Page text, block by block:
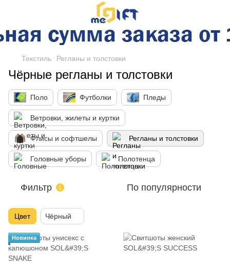
Текстиль Регланы и толстовки
Чёрные регланы и толстовки
Поло Футболки Пледы
Ветровки, жилеты и куртки
Флисы и софтшелы Регланы и толстовки
Головные уборы Полотенца
Фильтр 1 По популярности
Цвет Чёрный
Новинка